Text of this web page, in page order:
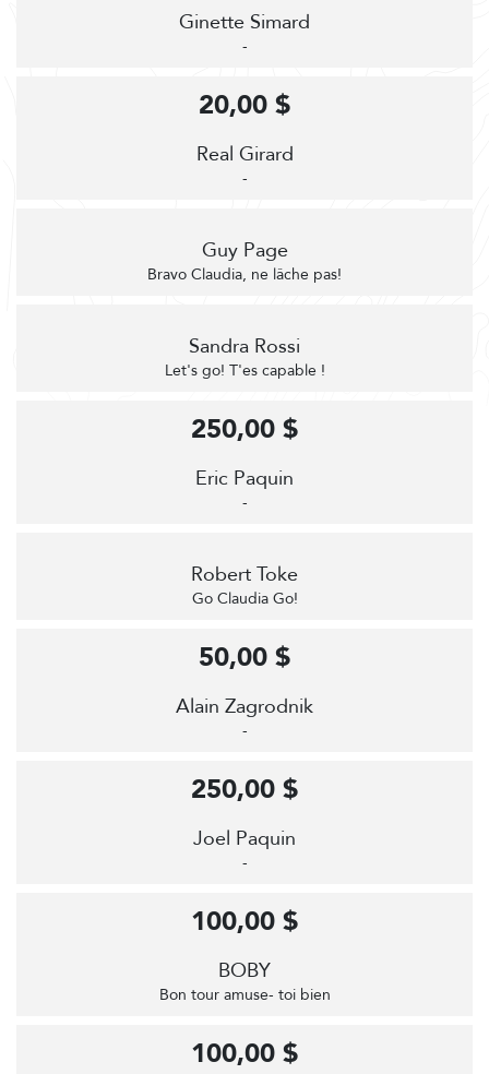
Ginette Simard
-
Real Girard
-
20,00 $
Guy Page
Bravo Claudia, ne lâche pas!
Sandra Rossi
Let's go! T'es capable !
Eric Paquin
-
250,00 $
Robert Toke
Go Claudia Go!
Alain Zagrodnik
-
50,00 $
Joel Paquin
-
250,00 $
BOBY
Bon tour amuse- toi bien
100,00 $
100,00 $